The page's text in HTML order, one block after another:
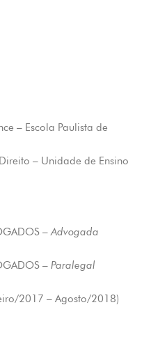
– Escola Paulista de
– Unidade de Ensino
– Advogada
– Paralegal
2017 – Agosto/2018)